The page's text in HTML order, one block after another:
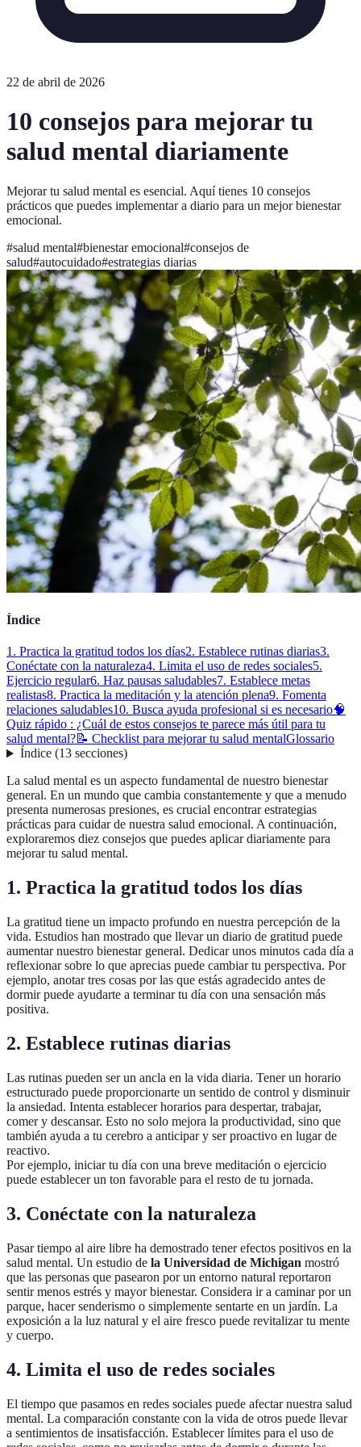
22 de abril de 2026
10 consejos para mejorar tu
salud mental diariamente
Mejorar tu salud mental es esencial. Aquí tienes 10 consejos
prácticos que puedes implementar a diario para un mejor bienestar
emocional.
#salud mental#bienestar emocional#consejos de
salud#autocuidado#estrategias diarias
Índice
1. Practica la gratitud todos los días2. Establece rutinas diarias3.
Conéctate con la naturaleza4. Limita el uso de redes sociales5.
Ejercicio regular6. Haz pausas saludables7. Establece metas
realistas8. Practica la meditación y la atención plena9. Fomenta
relaciones saludables10. Busca ayuda profesional si es necesario🧠
Quiz rápido : ¿Cuál de estos consejos te parece más útil para tu
salud mental?📝 Checklist para mejorar tu salud mentalGlossario
Índice(13 secciones)
La salud mental es un aspecto fundamental de nuestro bienestar
general. En un mundo que cambia constantemente y que a menudo
presenta numerosas presiones, es crucial encontrar estrategias
prácticas para cuidar de nuestra salud emocional. A continuación,
exploraremos diez consejos que puedes aplicar diariamente para
mejorar tu salud mental.
1. Practica la gratitud todos los días
La gratitud tiene un impacto profundo en nuestra percepción de la
vida. Estudios han mostrado que llevar un diario de gratitud puede
aumentar nuestro bienestar general. Dedicar unos minutos cada día a
reflexionar sobre lo que aprecias puede cambiar tu perspectiva. Por
ejemplo, anotar tres cosas por las que estás agradecido antes de
dormir puede ayudarte a terminar tu día con una sensación más
positiva.
2. Establece rutinas diarias
Las rutinas pueden ser un ancla en la vida diaria. Tener un horario
estructurado puede proporcionarte un sentido de control y disminuir
la ansiedad. Intenta establecer horarios para despertar, trabajar,
comer y descansar. Esto no solo mejora la productividad, sino que
también ayuda a tu cerebro a anticipar y ser proactivo en lugar de
reactivo.
Por ejemplo, iniciar tu día con una breve meditación o ejercicio
puede establecer un ton favorable para el resto de tu jornada.
3. Conéctate con la naturaleza
Pasar tiempo al aire libre ha demostrado tener efectos positivos en la
salud mental. Un estudio de la Universidad de Michigan mostró
que las personas que pasearon por un entorno natural reportaron
sentir menos estrés y mayor bienestar. Considera ir a caminar por un
parque, hacer senderismo o simplemente sentarte en un jardín. La
exposición a la luz natural y el aire fresco puede revitalizar tu mente
y cuerpo.
4. Limita el uso de redes sociales
El tiempo que pasamos en redes sociales puede afectar nuestra salud
mental. La comparación constante con la vida de otros puede llevar
a sentimientos de insatisfacción. Establecer límites para el uso de